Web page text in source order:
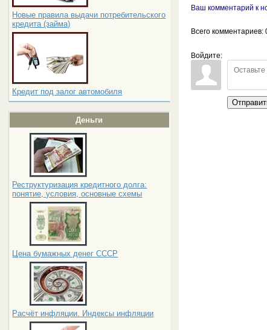
Новые правила выдачи потребительского
кредита (займа)
Кредит под залог автомобиля
Деньги
Реструктуризация кредитного долга:
понятие, условия, основные схемы
Цена бумажных денег СССР
Расчёт инфляции. Индексы инфляции
Ваш комментарий к
Всего комментариев:
Войдите: